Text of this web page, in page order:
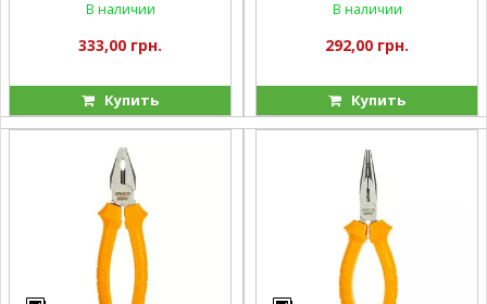
В наличии
333,00 грн.
Купить
В наличии
292,00 грн.
Купить